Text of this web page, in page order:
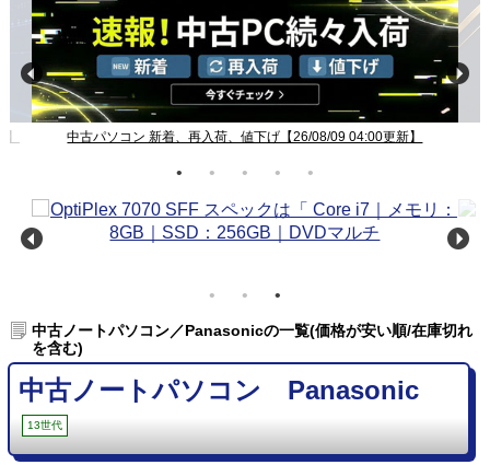
中古パソコン 新着、再入荷、値下げ【26/08/09 04:00更新】
中古ノートパソコン／Panasonicの一覧(価格が安い順/在庫切れ
を含む)
中古ノートパソコン Panasonic
13世代